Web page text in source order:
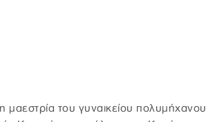
μαεστρία του γυναικείου πολυμήχανου